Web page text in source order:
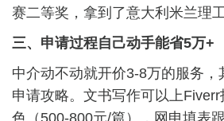
赛二等奖，拿到了意大利米兰理
三、申请过程自己动手能省5万+
中介动不动就开价3-8万的服务，
申请攻略。文书写作可以上